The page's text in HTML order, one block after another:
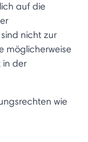
auf die
nicht zur
möglicherweise
in der
wie